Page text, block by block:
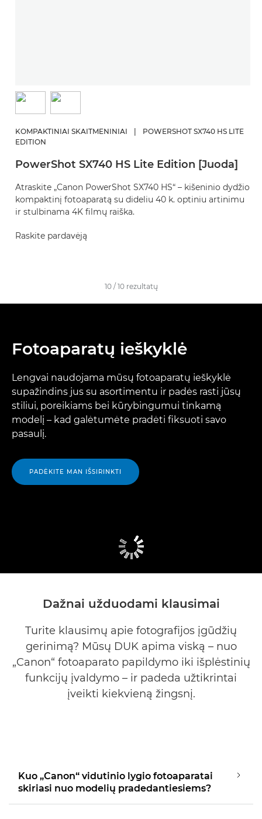
KOMPAKTINIAI SKAITMENINIAI
POWERSHOT SX740 HS LITE
EDITION
PowerShot SX740 HS Lite Edition [Juoda]
Atraskite „Canon PowerShot SX740 HS“ – kišeninio dydžio
kompaktinį fotoaparatą su dideliu 40 k. optiniu artinimu
ir stulbinama 4K filmų raiška.
Raskite pardavėją
10/ 10 rezultatų
Fotoaparatų ieškyklė
Lengvai naudojama mūsų fotoaparatų ieškyklė
supažindins jus su asortimentu ir padės rasti jūsų
stiliui, poreikiams bei kūrybingumui tinkamą
modelį – kad galėtumėte pradėti fiksuoti savo
pasaulį.
PADĖKITE MAN IŠSIRINKTI
Dažnai užduodami klausimai
Turite klausimų apie fotografijos įgūdžių
gerinimą? Mūsų DUK apima viską – nuo
„Canon“ fotoaparato papildymo iki išplėstinių
funkcijų įvaldymo – ir padeda užtikrintai
įveikti kiekvieną žingsnį.
Kuo „Canon“ vidutinio lygio fotoaparatai
skiriasi nuo modelių pradedantiesiems?